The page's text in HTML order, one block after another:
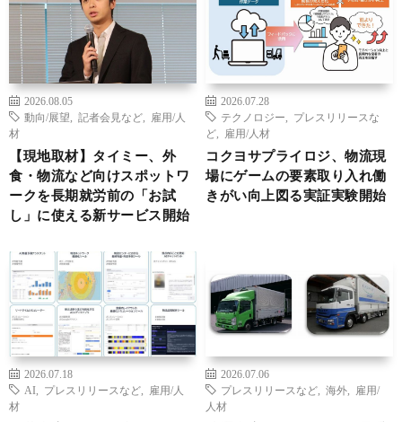
2026.08.05
動向/展望
記者会見など
雇用/人
材
【現地取材】タイミー、外
食・物流など向けスポットワ
ークを長期就労前の「お試
し」に使える新サービス開始
2026.07.28
テクノロジー
プレスリリースな
ど
雇用/人材
コクヨサプライロジ、物流現
場にゲームの要素取り入れ働
きがい向上図る実証実験開始
2026.07.18
AI
プレスリリースなど
雇用/人
材
2026.07.06
プレスリリースなど
海外
雇用/
人材